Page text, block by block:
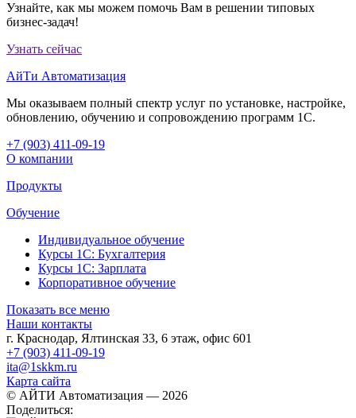
Узнайте, как мы можем помочь Вам в решении типовых
бизнес-задач!
Узнать сейчас
АйТи Автоматизация
Мы оказываем полный спектр услуг по установке, настройке,
обновлению, обучению и сопровождению программ 1С.
+7 (903) 411-09-19
О компании
Продукты
Обучение
Индивидуальное обучение
Курсы 1С: Бухгалтерия
Курсы 1С: Зарплата
Корпоративное обучение
Показать все меню
Наши контакты
г. Краснодар, Ялтинская 33, 6 этаж, офис 601
+7 (903) 411-09-19
ita@1skkm.ru
Карта сайта
© АЙТИ Автоматизация — 2026
Поделиться: